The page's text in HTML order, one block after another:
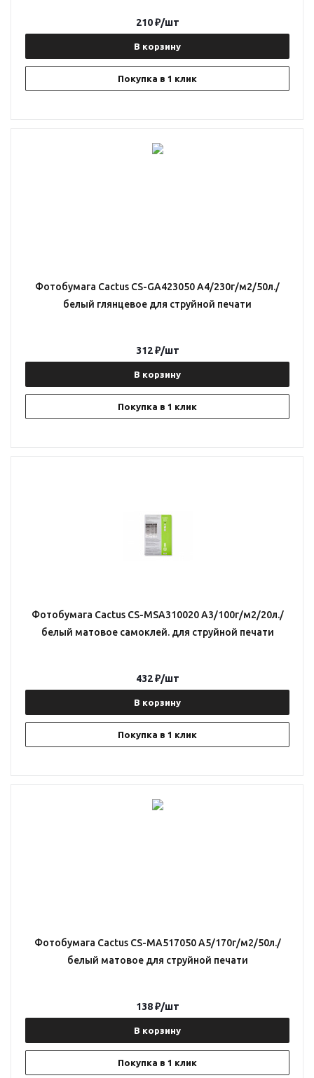
В корзину
Покупка в 1 клик
210₽/шт
Фотобумага Cactus CS-GA423050 A4/230г/м2/50л./
белый глянцевое для струйной печати
В корзину
Покупка в 1 клик
312₽/шт
Фотобумага Cactus CS-MSA310020 A3/100г/м2/20л./
белый матовое самоклей. для струйной печати
В корзину
Покупка в 1 клик
432₽/шт
Фотобумага Cactus CS-MA517050 A5/170г/м2/50л./
белый матовое для струйной печати
В корзину
Покупка в 1 клик
138₽/шт